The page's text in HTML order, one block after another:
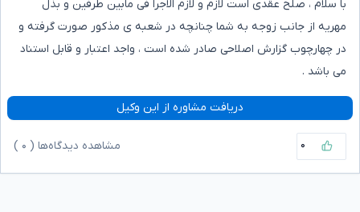
با سلام ، صلح عقدی است لازم و لازم الاجرا فی مابین طرفین و بذل
مهریه از جانب زوجه به شما چنانچه در شعبه ی مذکور صورت گرفته و
در چهارچوب گزارش اصلاحی صادر شده است ، واجد اعتبار و قابل استناد
می باشد .
دریافت مشاوره از این وکیل
۰ مشاهده دیدگاه‌ها ( ۰